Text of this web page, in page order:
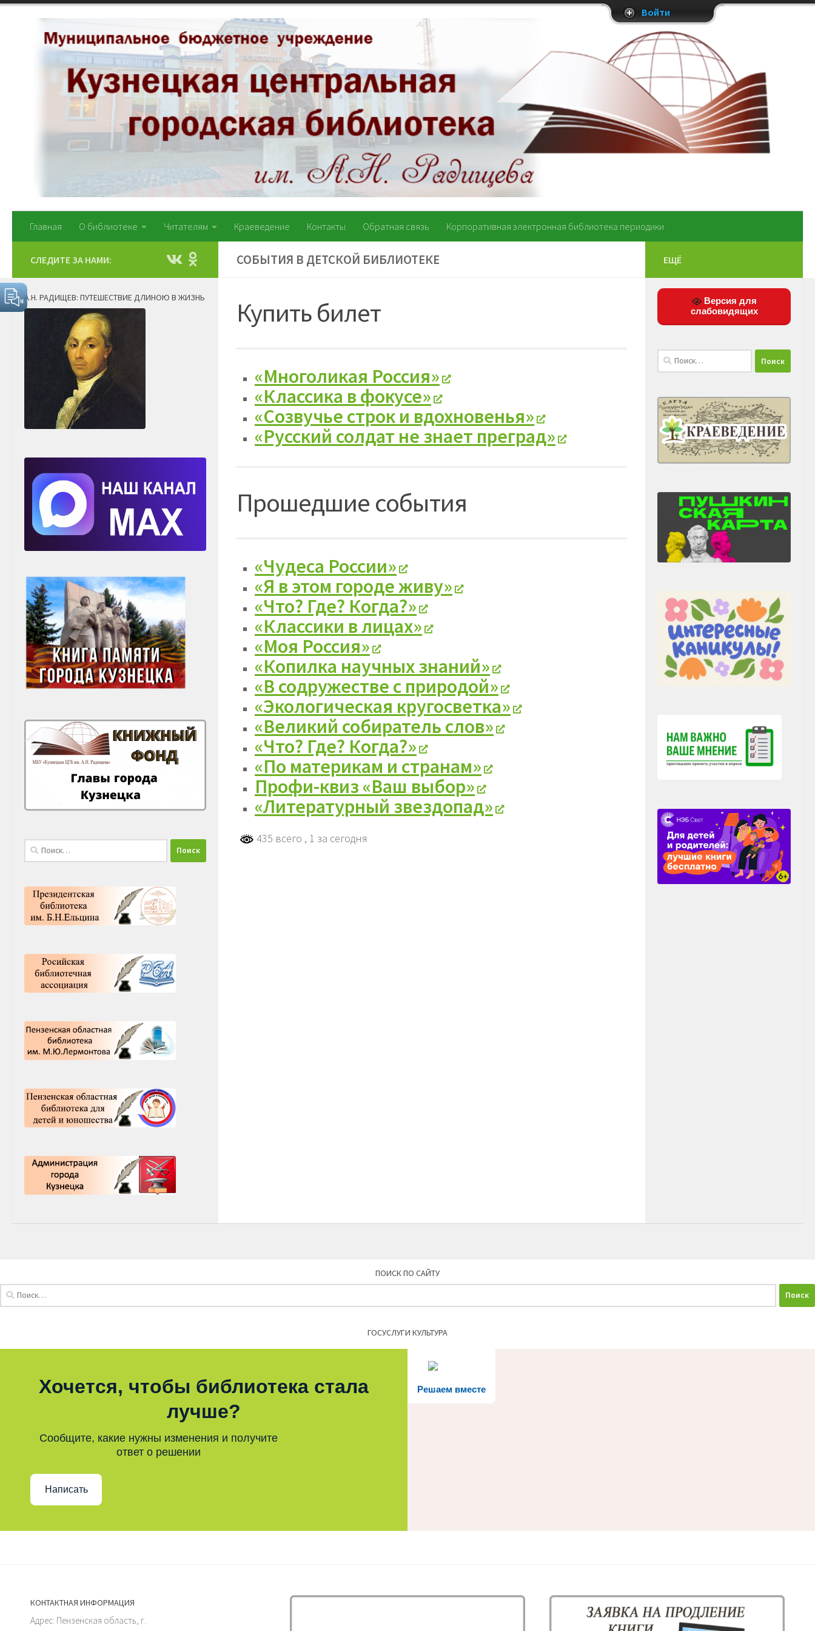
Перейти к содержимому
Главная О библиотеке Читателям Краеведение Контакты Обратная связь Корпоративная электронная библиотека периодики
СОБЫТИЯ В ДЕТСКОЙ БИБЛИОТЕКЕ
Купить билет
«Многоликая Россия»
«Классика в фокусе»
«Созвучье строк и вдохновенья»
«Русский солдат не знает преград»
Прошедшие события
«Чудеса России»
«Я в этом городе живу»
«Что? Где? Когда?»
«Классики в лицах»
«Моя Россия»
«Копилка научных знаний»
«В содружестве с природой»
«Экологическая кругосветка»
«Великий собиратель слов»
«Что? Где? Когда?»
«По материкам и странам»
Профи-квиз «Ваш выбор»
«Литературный звездопад»
435 всего , 1 за сегодня
СЛЕДИТЕ ЗА НАМИ:
А.Н. РАДИЩЕВ: ПУТЕШЕСТВИЕ ДЛИНОЮ В ЖИЗНЬ
Найти:
ЕЩЁ
Версия для
слабовидящих
Найти:
ПОИСК ПО САЙТУ
ГОСУСЛУГИ КУЛЬТУРА
Решаем вместе
Хочется, чтобы библиотека стала
лучше?
Сообщите, какие нужны изменения и получите
ответ о решении
Написать
КОНТАКТНАЯ ИНФОРМАЦИЯ
Адрес: Пензенская область, г.
Войти